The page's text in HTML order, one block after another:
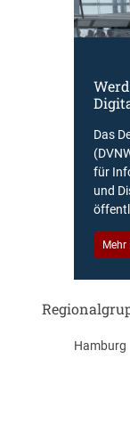
Das
für
und
Hamburg